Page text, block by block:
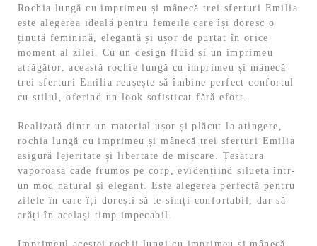
Rochia lungă cu imprimeu și mânecă trei sferturi Emilia
este alegerea ideală pentru femeile care își doresc o
ținută feminină, elegantă și ușor de purtat în orice
moment al zilei. Cu un design fluid și un imprimeu
atrăgător, această rochie lungă cu imprimeu și mânecă
trei sferturi Emilia reușește să îmbine perfect confortul
cu stilul, oferind un look sofisticat fără efort.
Realizată dintr-un material ușor și plăcut la atingere,
rochia lungă cu imprimeu și mânecă trei sferturi Emilia
asigură lejeritate și libertate de mișcare. Țesătura
vaporoasă cade frumos pe corp, evidențiind silueta într-
un mod natural și elegant. Este alegerea perfectă pentru
zilele în care îți dorești să te simți confortabil, dar să
arăți în același timp impecabil.